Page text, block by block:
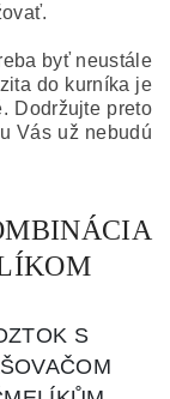
byť neustále
do kurníka je
Dodržujte preto
Vás už nebudú